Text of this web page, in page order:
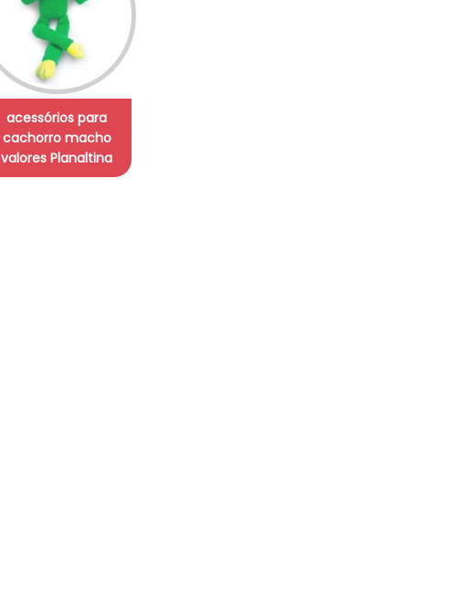
acessórios para
cachorro macho
valores Planaltina